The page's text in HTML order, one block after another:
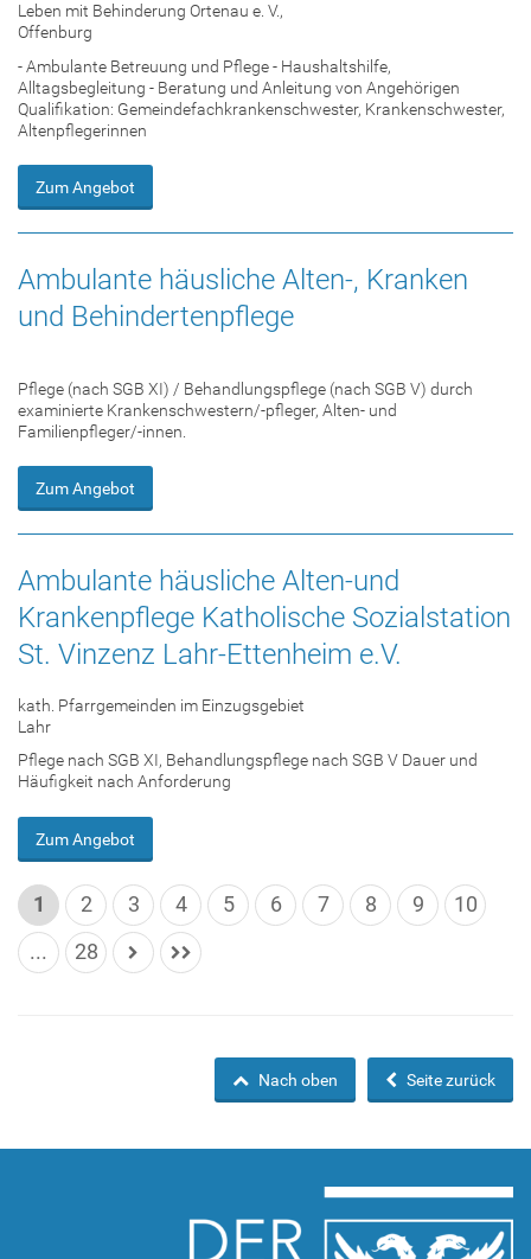
Leben mit Behinderung Ortenau e. V.,
Offenburg
- Ambulante Betreuung und Pflege - Haushaltshilfe,
Alltagsbegleitung - Beratung und Anleitung von Angehörigen
Qualifikation: Gemeindefachkrankenschwester, Krankenschwester,
Altenpflegerinnen
Zum Angebot
Ambulante häusliche Alten-, Kranken
und Behindertenpflege
Pflege (nach SGB XI) / Behandlungspflege (nach SGB V) durch
examinierte Krankenschwestern/-pfleger, Alten- und
Familienpfleger/-innen.
Zum Angebot
Ambulante häusliche Alten-und
Krankenpflege Katholische Sozialstation
St. Vinzenz Lahr-Ettenheim e.V.
kath. Pfarrgemeinden im Einzugsgebiet
Lahr
Pflege nach SGB XI, Behandlungspflege nach SGB V Dauer und
Häufigkeit nach Anforderung
Zum Angebot
1 2 3 4 5 6 7 8 9
10
...
28
Seite zurück
Nach oben